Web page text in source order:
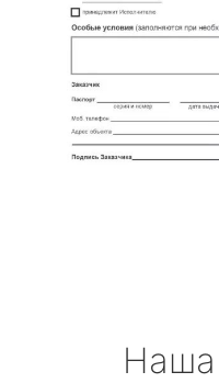
Наша